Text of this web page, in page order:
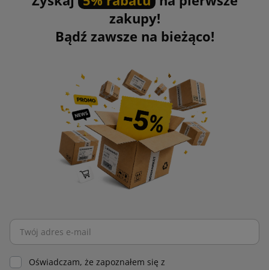
zakupy!
Bądź zawsze na bieżąco!
Oświadczam, że zapoznałem się z